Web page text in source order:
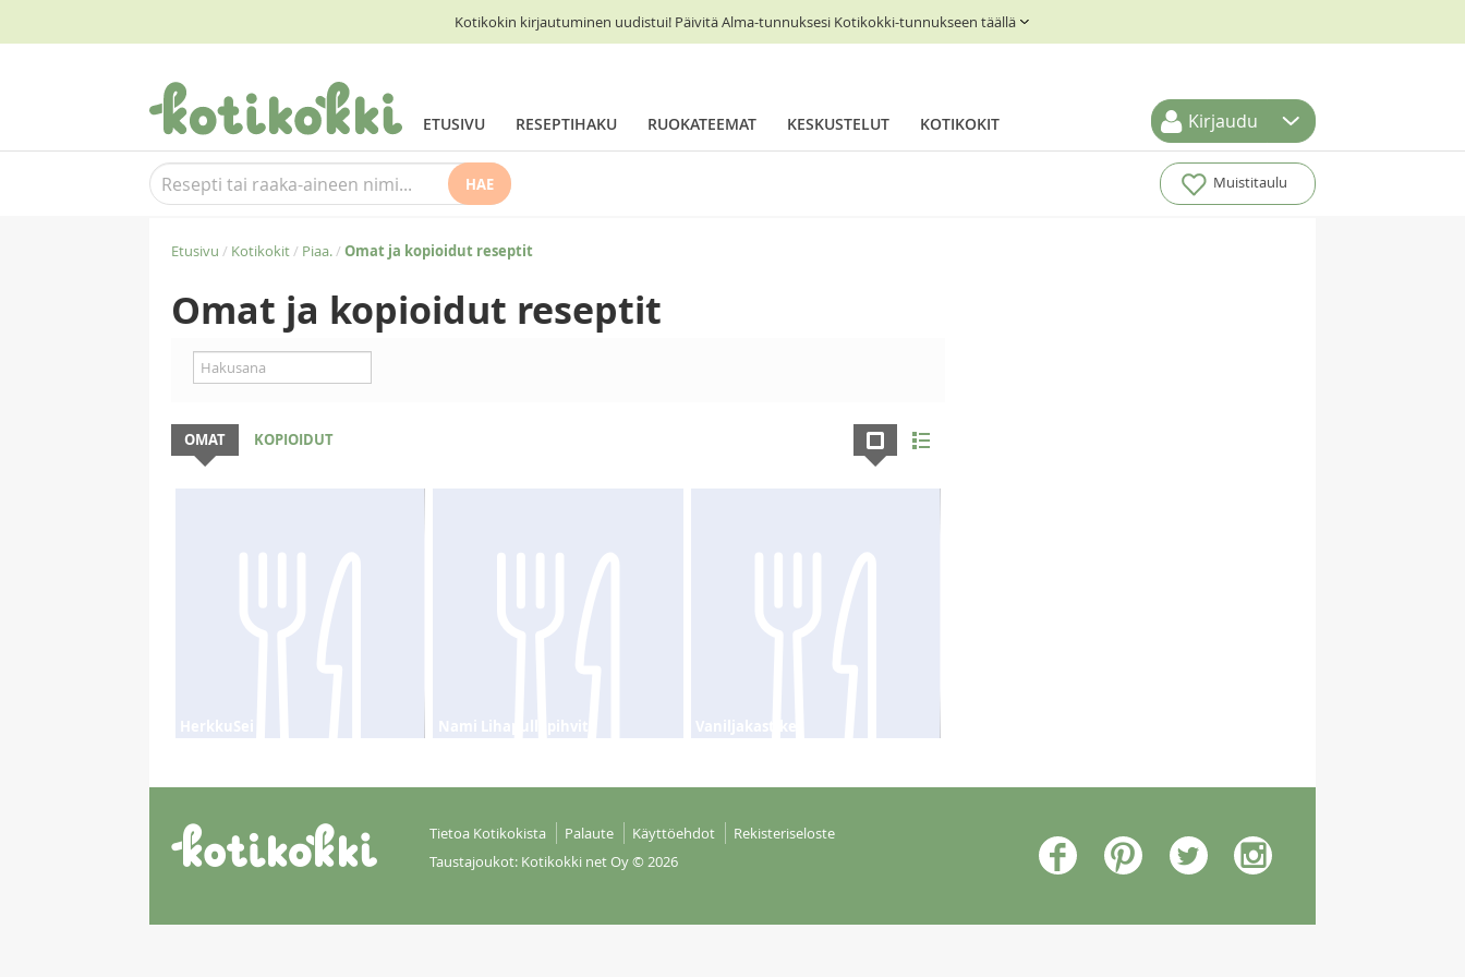
Kotikokin kirjautuminen uudistui! Päivitä Alma-tunnuksesi Kotikokki-tunnukseen täällä
ETUSIVU RESEPTIHAKU RUOKATEEMAT KESKUSTELUT KOTIKOKIT Kirjaudu
HAE Muistitaulu
Etusivu / Kotikokit/ Piaa./ Omat ja kopioidut reseptit
Omat ja kopioidut reseptit
OMAT KOPIOIDUT
Tietoa Kotikokista Palaute Käyttöehdot
Rekisteriseloste
Taustajoukot: Kotikokki net Oy© 2026